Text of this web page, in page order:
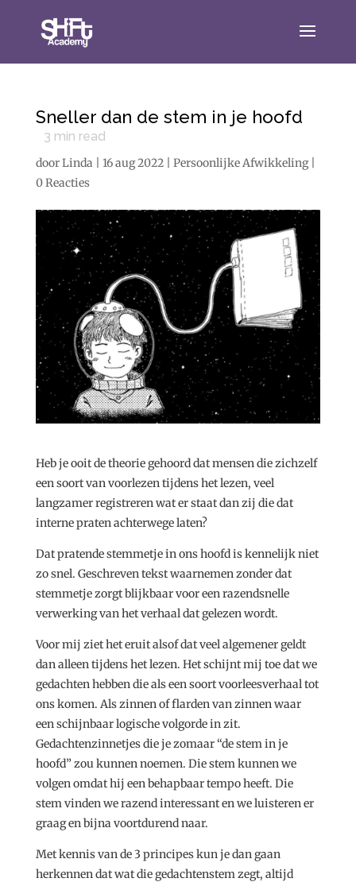
Sneller dan de stem in je hoofd
3 min read
doorLinda 16 aug 2022| Persoonlijke Afwikkeling|
0 Reacties
Heb je ooit de theorie gehoord dat mensen die zichzelf
een soort van voorlezen tijdens het lezen, veel
langzamer registreren wat er staat dan zij die dat
interne praten achterwege laten?
Dat pratende stemmetje in ons hoofd is kennelijk niet
zo snel. Geschreven tekst waarnemen zonder dat
stemmetje zorgt blijkbaar voor een razendsnelle
verwerking van het verhaal dat gelezen wordt.
Voor mij ziet het eruit alsof dat veel algemener geldt
dan alleen tijdens het lezen. Het schijnt mij toe dat we
gedachten hebben die als een soort voorleesverhaal tot
ons komen. Als zinnen of flarden van zinnen waar
een schijnbaar logische volgorde in zit.
Gedachtenzinnetjes die je zomaar “de stem in je
hoofd” zou kunnen noemen. Die stem kunnen we
volgen omdat hij een behapbaar tempo heeft. Die
stem vinden we razend interessant en we luisteren er
graag en bijna voortdurend naar.
Met kennis van de 3 principes kun je dan gaan
herkennen dat wat die gedachtenstem zegt, altijd